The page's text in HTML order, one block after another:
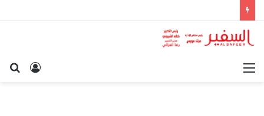
تسجيل